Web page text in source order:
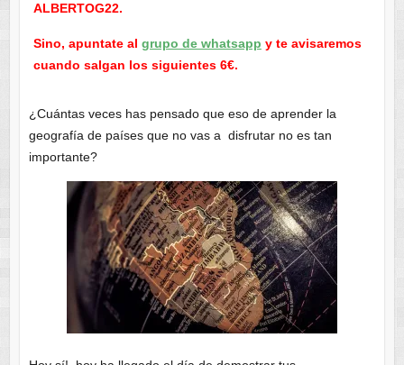
ALBERTOG22.
Sino, apuntate al grupo de whatsapp y te avisaremos
cuando salgan los siguientes 6€.
¿Cuántas veces has pensado que eso de aprender la
geografía de países que no vas a disfrutar no es tan
importante?